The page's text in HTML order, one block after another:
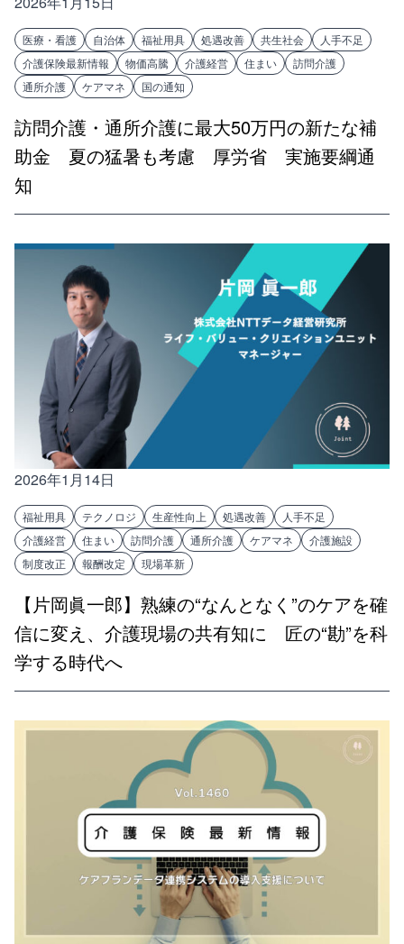
医療・看護 自治体 福祉用具 処遇改善 共生社会
人手不足
介護保険最新情報
物価高騰 介護経営 住まい
訪問介護
通所介護
ケアマネ 国の通知
訪問介護・通所介護に最大50万円の新たな補
助金 夏の猛暑も考慮 厚労省 実施要綱通
知
2026年1月14日
福祉用具 テクノロジ 生産性向上 処遇改善
人手不足
介護経営
住まい 訪問介護 通所介護 ケアマネ
介護施設
制度改正
報酬改定 現場革新
【片岡眞一郎】熟練の“なんとなく”のケアを確
信に変え、介護現場の共有知に 匠の“勘”を科
学する時代へ